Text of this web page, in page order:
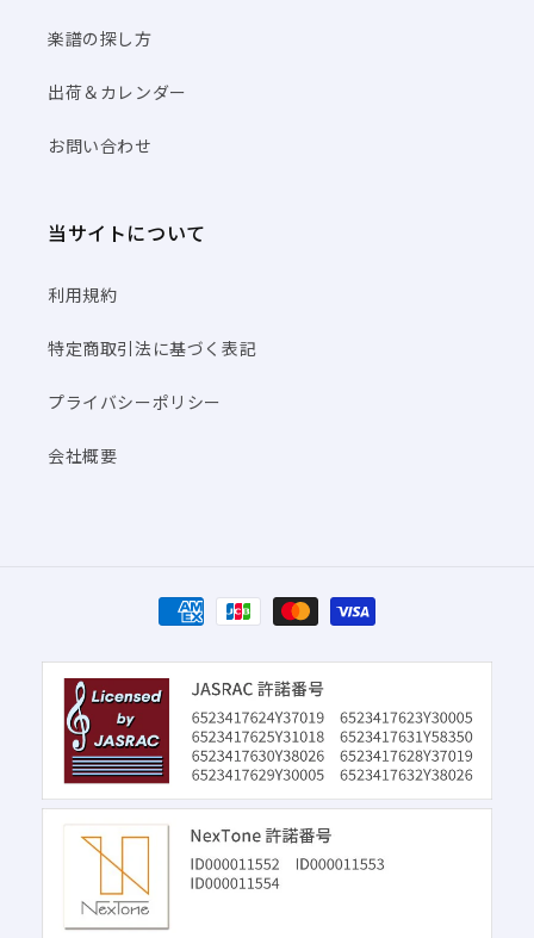
楽譜の探し方
出荷＆カレンダー
お問い合わせ
当サイトについて
利用規約
特定商取引法に基づく表記
プライバシーポリシー
会社概要
決
済
方
法